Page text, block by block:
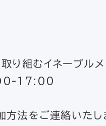
り組むイネーブルメ
17:00
をご連絡いたし